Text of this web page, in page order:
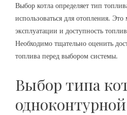
Выбор котла определяет тип
использоваться для отопления.
эксплуатации и доступность
Необходимо тщательно оценить
топлива перед выбором системы.
Выбор типа